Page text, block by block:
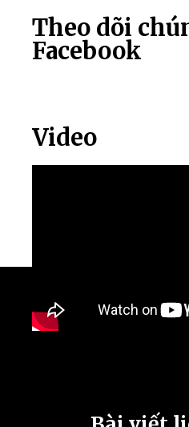
Theo dõi
Facebook
Video